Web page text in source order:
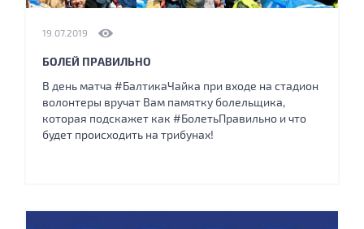
19.07.2019
БОЛЕЙ ПРАВИЛЬНО
В день матча #БалтикаЧайка при входе на стадион
волонтеры вручат Вам памятку болельщика,
которая подскажет как #БолетьПравильно и что
будет происходить на трибунах!